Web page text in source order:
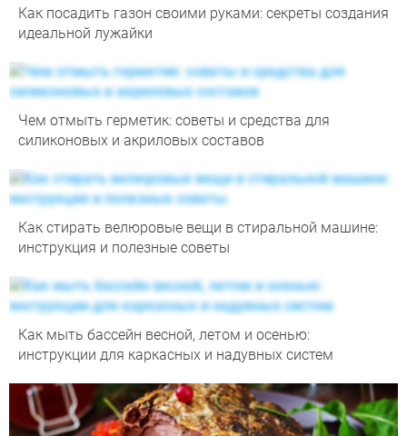
Как посадить газон своими руками: секреты создания
идеальной лужайки
Чем отмыть герметик: советы и средства для
силиконовых и акриловых составов
Как стирать велюровые вещи в стиральной машине:
инструкция и полезные советы
Как мыть бассейн весной, летом и осенью:
инструкции для каркасных и надувных систем